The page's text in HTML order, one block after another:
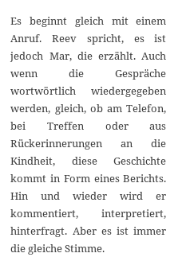
Es beginnt gleich mit einem
Anruf. Reev spricht, es ist
jedoch Mar, die erzählt. Auch
wenn die Gespräche
wortwörtlich wiedergegeben
werden, gleich, ob am Telefon,
bei Treffen oder aus
Rückerinnerungen an die
Kindheit, diese Geschichte
kommt in Form eines Berichts.
Hin und wieder wird er
kommentiert, interpretiert,
hinterfragt. Aber es ist immer
die gleiche Stimme.